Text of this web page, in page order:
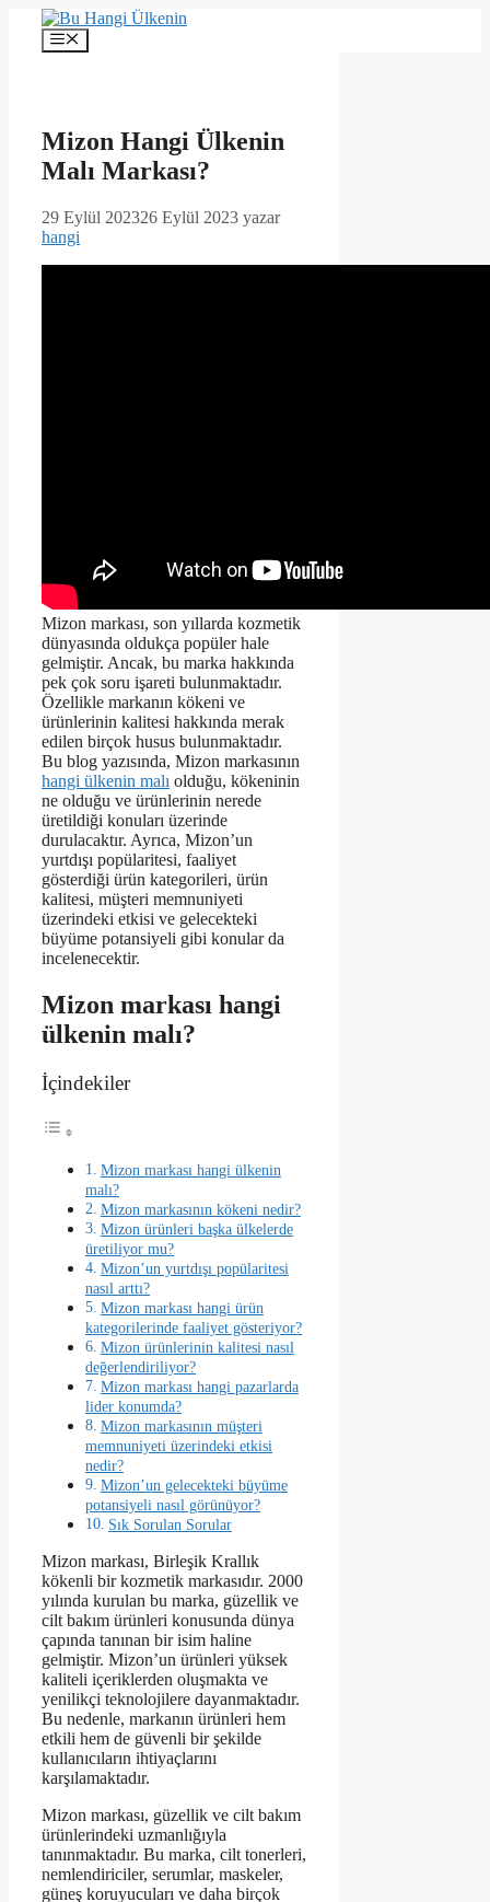
İçeriğe
Menü
Mizon Hangi Ülkenin
Malı Markası?
29 Eylül 202326 Eylül 2023 yazar
hangi
Mizon markası, son yıllarda kozmetik
dünyasında oldukça popüler hale
gelmiştir. Ancak, bu marka hakkında
pek çok soru işareti bulunmaktadır.
Özellikle markanın kökeni ve
ürünlerinin kalitesi hakkında merak
edilen birçok husus bulunmaktadır.
Bu blog yazısında, Mizon markasının
hangi ülkenin malı olduğu, kökeninin
ne olduğu ve ürünlerinin nerede
üretildiği konuları üzerinde
durulacaktır. Ayrıca, Mizon’un
yurtdışı popülaritesi, faaliyet
gösterdiği ürün kategorileri, ürün
kalitesi, müşteri memnuniyeti
üzerindeki etkisi ve gelecekteki
büyüme potansiyeli gibi konular da
incelenecektir.
Mizon markası hangi
ülkenin malı?
İçindekiler
Mizon markası hangi ülkenin
malı?
Mizon markasının kökeni nedir?
Mizon ürünleri başka ülkelerde
üretiliyor mu?
Mizon’un yurtdışı popülaritesi
nasıl arttı?
Mizon markası hangi ürün
kategorilerinde faaliyet gösteriyor?
Mizon ürünlerinin kalitesi nasıl
değerlendiriliyor?
Mizon markası hangi pazarlarda
lider konumda?
Mizon markasının müşteri
memnuniyeti üzerindeki etkisi
nedir?
Mizon’un gelecekteki büyüme
potansiyeli nasıl görünüyor?
Sık Sorulan Sorular
Mizon markası, Birleşik Krallık
kökenli bir kozmetik markasıdır. 2000
yılında kurulan bu marka, güzellik ve
cilt bakım ürünleri konusunda dünya
çapında tanınan bir isim haline
gelmiştir. Mizon’un ürünleri yüksek
kaliteli içeriklerden oluşmakta ve
yenilikçi teknolojilere dayanmaktadır.
Bu nedenle, markanın ürünleri hem
etkili hem de güvenli bir şekilde
kullanıcıların ihtiyaçlarını
karşılamaktadır.
Mizon markası, güzellik ve cilt bakım
ürünlerindeki uzmanlığıyla
tanınmaktadır. Bu marka, cilt tonerleri,
nemlendiriciler, serumlar, maskeler,
güneş koruyucuları ve daha birçok